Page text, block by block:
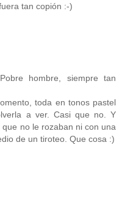
tan copión :-)
hombre, siempre tan
toda en tonos pastel
a ver. Casi que no. Y
no le rozaban ni con una
de un tiroteo. Que cosa :)